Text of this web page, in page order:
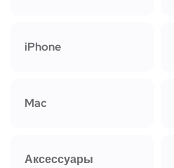
iPhone
Mac
Аксессуары